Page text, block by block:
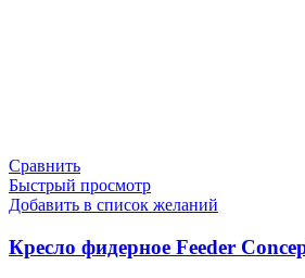
Сравнить
Быстрый просмотр
Добавить в список желаний
Кресло фидерное Feeder